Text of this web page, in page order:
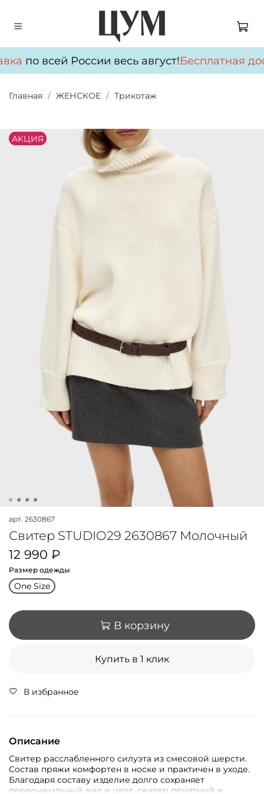
по всей России весь август!Бесплатная
Главная ЖЕНСКОЕ Трикотаж
АKЦИЯ
арт. 2630867
Свитер STUDIO29 2630867 Молочный
12 990 ₽
Размер одежды
One Size
В корзину
Купить в 1 клик
В избранное
Описание
Свитер расслабленного силуэта из смесовой шерсти.
Состав пряжи комфортен в носке и практичен в уходе.
Благодаря составу изделие долго сохраняет
первоначальный вид и цвет, свитер приятный и